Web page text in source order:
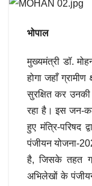
भोपाल
मुख्यमंत्री डॉ.
होगा जहाँ
सुरक्षित कर
रहा है। इस जन-
हुए मंत्रि-परिषद
पंजीयन योजना-
है, जिसके तहत
अभिलेखों के